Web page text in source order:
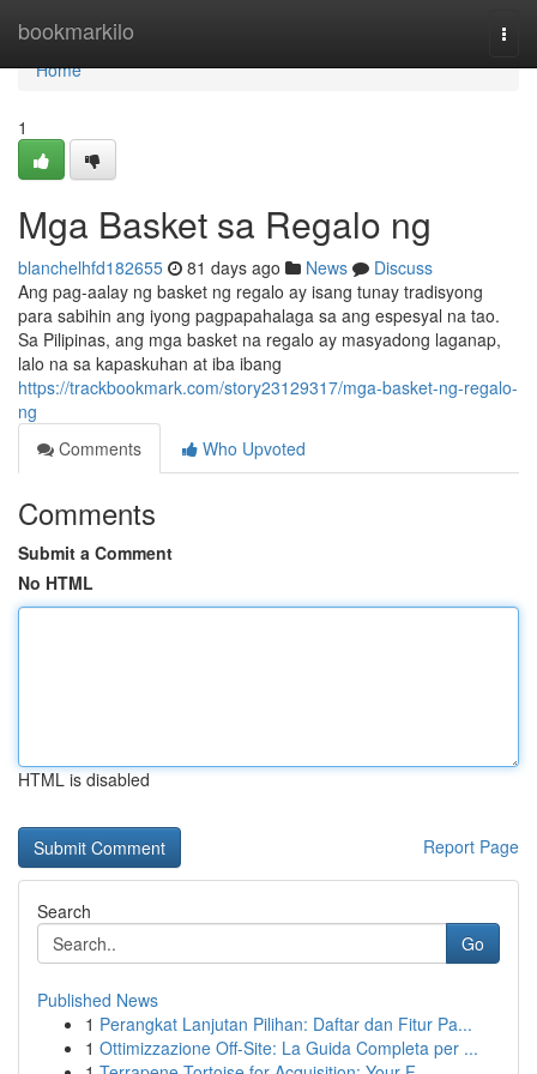
bookmarkilo
Home
Home
1
Mga Basket sa Regalo ng
blanchelhfd182655 81 days ago News
Discuss
Ang pag-aalay ng basket ng regalo ay isang tunay tradisyong
para sabihin ang iyong pagpapahalaga sa ang espesyal na tao.
Sa Pilipinas, ang mga basket na regalo ay masyadong laganap,
lalo na sa kapaskuhan at iba ibang
https://trackbookmark.com/story23129317/mga-basket-ng-regalo-
ng
Comments
Who Upvoted
Comments
Submit a Comment
No HTML
HTML is disabled
Report Page
Search
Go
Published News
1 Perangkat Lanjutan Pilihan: Daftar dan Fitur Pa...
1 Ottimizzazione Off-Site: La Guida Completa per ...